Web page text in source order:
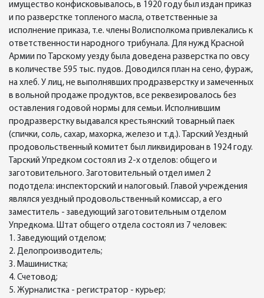
имущество конфисковывалось, в 1920 году был издан приказ
и по разверстке топленого масла, ответственные за
исполнение приказа, т.е. члены Волисполкома привлекались к
ответственности народного трибунала. Для нужд Красной
Армии по Тарскому уезду была доведена разверстка по овсу
в количестве 595 тыс. пудов. Доводился план на сено, фураж,
на хлеб. У лиц, не выполнявших продразверстку и замеченных
в вольной продаже продуктов, все реквезировалось без
оставления годовой нормы для семьи. Исполнившим
продразверстку выдавался крестьянский товарный паек
(спички, соль, сахар, махорка, железо и т.д.). Тарский Уездный
продовольственный комитет был ликвидирован в 1924 году.
Тарский Упредком состоял из 2-х отделов: общего и
заготовительного. Заготовительный отдел имел 2
подотдела: инспекторский и налоговый. Главой учреждения
являлся уездный продовольственный комиссар, а его
заместитель - заведующий заготовительным отделом
Упредкома. Штат общего отдела состоял из 7 человек:
1. Заведующий отделом;
2. Делопроизводитель;
3. Машинистка;
4. Счетовод;
5. Журналистка - регистратор - курьер;